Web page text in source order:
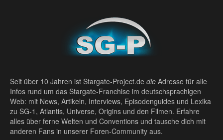
Seit über 10 Jahren ist Stargate-Project.de die Adresse für alle
Infos rund um das Stargate-Franchise im deutschsprachigen
Web: mit News, Artikeln, Interviews, Episodenguides und Lexika
zu SG-1, Atlantis, Universe, Origins und den Filmen. Erfahre
alles über ferne Welten und Conventions und tausche dich mit
anderen Fans in unserer Foren-Community aus.